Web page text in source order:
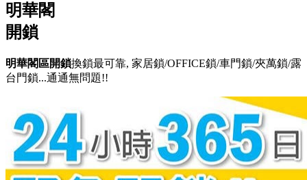
明華閣
開鎖
明華閣區開鎖換鎖最可靠, 家居鎖/OFFICE鎖/車門鎖/夾萬鎖/露
台門鎖...通通無問題!!